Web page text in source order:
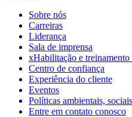
Sobre nós
Carreiras
Liderança
Sala de imprensa
xHabilitação e treinamento
Centro de confiança
Experiência do cliente
Eventos
Políticas ambientais,
Entre em contato conosco